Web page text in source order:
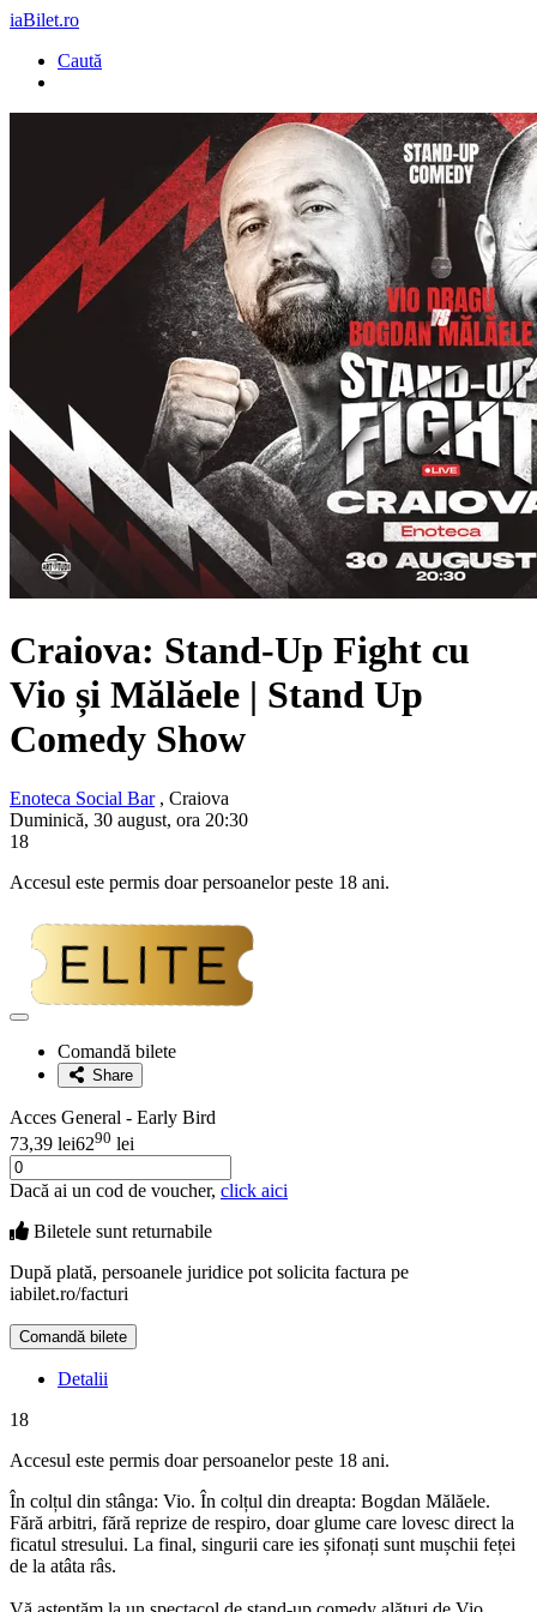
iaBilet.ro
Caută
Craiova: Stand-Up Fight cu
Vio și Mălăele | Stand Up
Comedy Show
Enoteca Social Bar, Craiova
Duminică, 30 august, ora 20:30
18
Accesul este permis doar persoanelor peste 18 ani.
Adaugă
favoriteComandă bilete
Share
Acces General - Early Bird
73,39 lei6290 lei
Dacă ai un cod de voucher, click aici
Biletele sunt returnabile
După plată, persoanele juridice pot solicita factura pe
iabilet.ro/facturi
Comandă bilete
Detalii
18
Accesul este permis doar persoanelor peste 18 ani.
În colțul din stânga: Vio. În colțul din dreapta: Bogdan Mălăele.
Fără arbitri, fără reprize de respiro, doar glume care lovesc direct la
ficatul stresului. La final, singurii care ies șifonați sunt mușchii feței
de la atâta râs.